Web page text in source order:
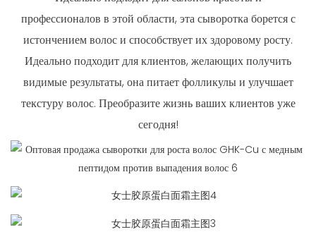
профессионалов в этой области, эта сыворотка борется с
истончением волос и способствует их здоровому росту.
Идеально подходит для клиентов, желающих получить
видимые результаты, она питает фолликулы и улучшает
текстуру волос. Преобразите жизнь ваших клиентов уже
сегодня!